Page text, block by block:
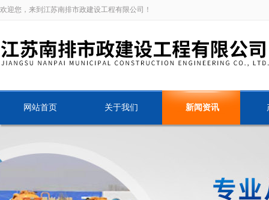
欢迎您，来到江苏南排市政建设工程有限公司！
网站首页 关于我们 新闻资讯